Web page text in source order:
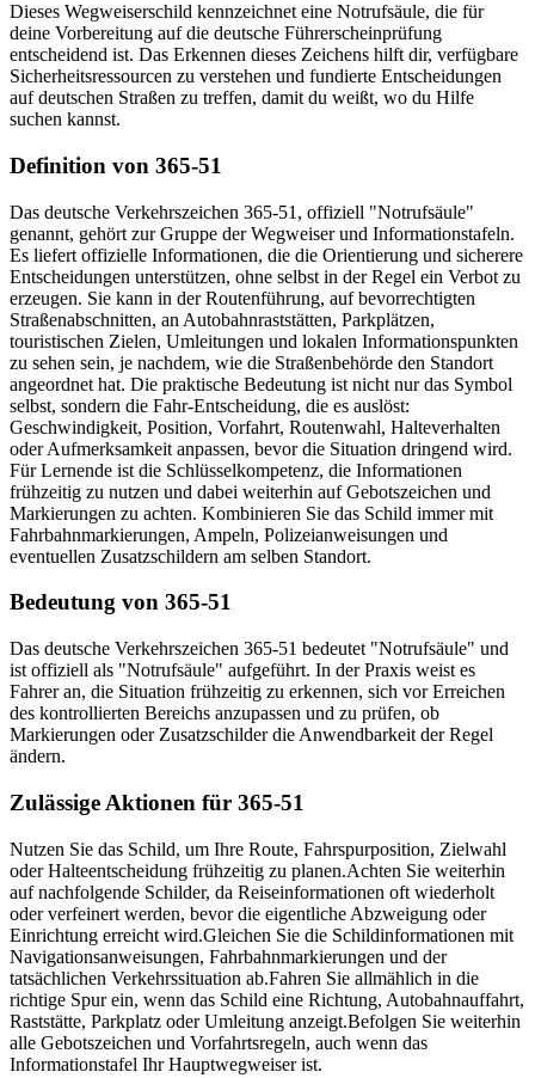
Dieses Wegweiserschild kennzeichnet eine Notrufsäule, die für
deine Vorbereitung auf die deutsche Führerscheinprüfung
entscheidend ist. Das Erkennen dieses Zeichens hilft dir, verfügbare
Sicherheitsressourcen zu verstehen und fundierte Entscheidungen
auf deutschen Straßen zu treffen, damit du weißt, wo du Hilfe
suchen kannst.
Definition von 365-51
Das deutsche Verkehrszeichen 365-51, offiziell "Notrufsäule"
genannt, gehört zur Gruppe der Wegweiser und Informationstafeln.
Es liefert offizielle Informationen, die die Orientierung und sicherere
Entscheidungen unterstützen, ohne selbst in der Regel ein Verbot zu
erzeugen. Sie kann in der Routenführung, auf bevorrechtigten
Straßenabschnitten, an Autobahnraststätten, Parkplätzen,
touristischen Zielen, Umleitungen und lokalen Informationspunkten
zu sehen sein, je nachdem, wie die Straßenbehörde den Standort
angeordnet hat. Die praktische Bedeutung ist nicht nur das Symbol
selbst, sondern die Fahr-Entscheidung, die es auslöst:
Geschwindigkeit, Position, Vorfahrt, Routenwahl, Halteverhalten
oder Aufmerksamkeit anpassen, bevor die Situation dringend wird.
Für Lernende ist die Schlüsselkompetenz, die Informationen
frühzeitig zu nutzen und dabei weiterhin auf Gebotszeichen und
Markierungen zu achten. Kombinieren Sie das Schild immer mit
Fahrbahnmarkierungen, Ampeln, Polizeianweisungen und
eventuellen Zusatzschildern am selben Standort.
Bedeutung von 365-51
Das deutsche Verkehrszeichen 365-51 bedeutet "Notrufsäule" und
ist offiziell als "Notrufsäule" aufgeführt. In der Praxis weist es
Fahrer an, die Situation frühzeitig zu erkennen, sich vor Erreichen
des kontrollierten Bereichs anzupassen und zu prüfen, ob
Markierungen oder Zusatzschilder die Anwendbarkeit der Regel
ändern.
Zulässige Aktionen für 365-51
Nutzen Sie das Schild, um Ihre Route, Fahrspurposition, Zielwahl
oder Halteentscheidung frühzeitig zu planen.Achten Sie weiterhin
auf nachfolgende Schilder, da Reiseinformationen oft wiederholt
oder verfeinert werden, bevor die eigentliche Abzweigung oder
Einrichtung erreicht wird.Gleichen Sie die Schildinformationen mit
Navigationsanweisungen, Fahrbahnmarkierungen und der
tatsächlichen Verkehrssituation ab.Fahren Sie allmählich in die
richtige Spur ein, wenn das Schild eine Richtung, Autobahnauffahrt,
Raststätte, Parkplatz oder Umleitung anzeigt.Befolgen Sie weiterhin
alle Gebotszeichen und Vorfahrtsregeln, auch wenn das
Informationstafel Ihr Hauptwegweiser ist.